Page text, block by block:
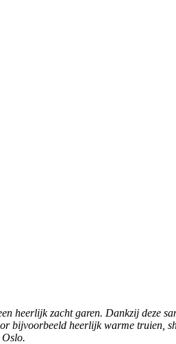
heerlijk zacht garen. Dankzij deze
bijvoorbeeld heerlijk warme truien,